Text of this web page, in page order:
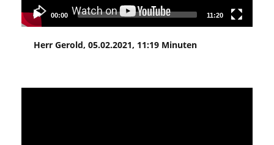
00:00 11:20
Herr Gerold, 05.02.2021, 11:19 Minuten